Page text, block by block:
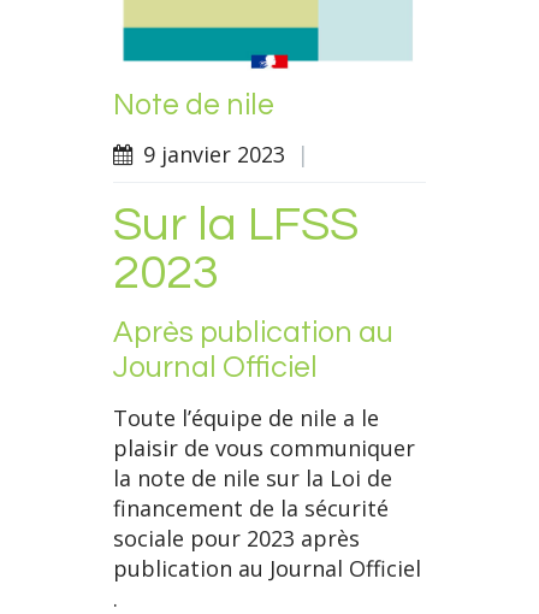
Note de nile
9 janvier 2023 |
Sur la LFSS
2023
Après publication au
Journal Officiel
Toute l’équipe de nile a le
plaisir de vous communiquer
la note de nile sur la Loi de
financement de la sécurité
sociale pour 2023 après
publication au Journal Officiel
.